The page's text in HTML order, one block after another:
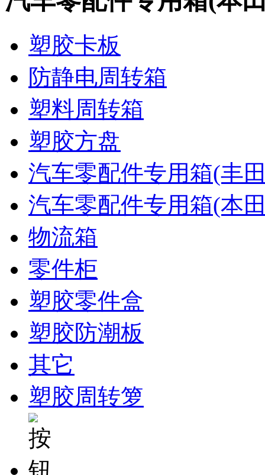
塑胶卡板
防静电周转箱
塑料周转箱
塑胶方盘
汽车零配件专用箱(丰
汽车零配件专用箱(本
物流箱
零件柜
塑胶零件盒
塑胶防潮板
其它
塑胶周转箩